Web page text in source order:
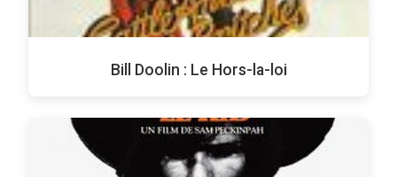
Bill Doolin : Le Hors-la-loi